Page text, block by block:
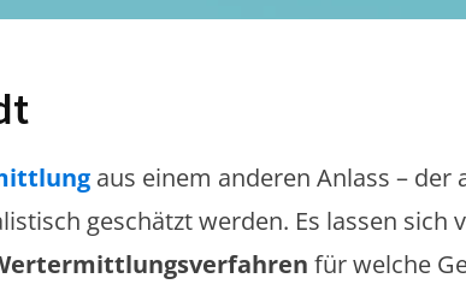
aus einem anderen Anlass – der
geschätzt werden. Es lassen sich
für welche